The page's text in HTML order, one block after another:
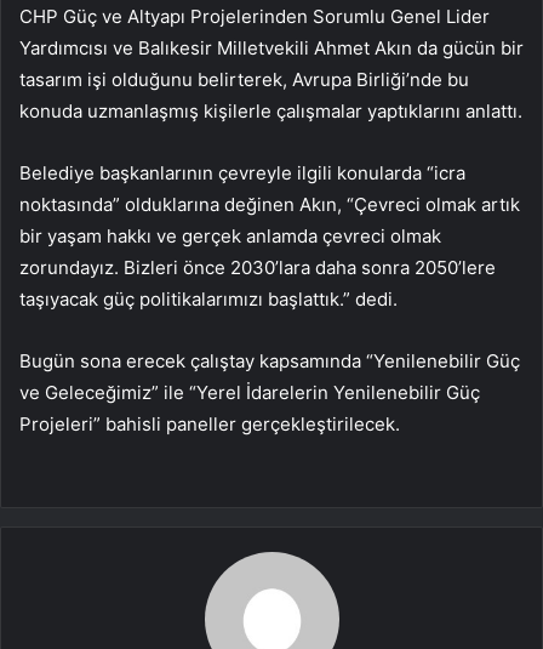
CHP Güç ve Altyapı Projelerinden Sorumlu Genel Lider
Yardımcısı ve Balıkesir Milletvekili Ahmet Akın da gücün bir
tasarım işi olduğunu belirterek, Avrupa Birliği’nde bu
konuda uzmanlaşmış kişilerle çalışmalar yaptıklarını anlattı.
Belediye başkanlarının çevreyle ilgili konularda “icra
noktasında” olduklarına değinen Akın, “Çevreci olmak artık
bir yaşam hakkı ve gerçek anlamda çevreci olmak
zorundayız. Bizleri önce 2030’lara daha sonra 2050’lere
taşıyacak güç politikalarımızı başlattık.” dedi.
Bugün sona erecek çalıştay kapsamında “Yenilenebilir Güç
ve Geleceğimiz” ile “Yerel İdarelerin Yenilenebilir Güç
Projeleri” bahisli paneller gerçekleştirilecek.